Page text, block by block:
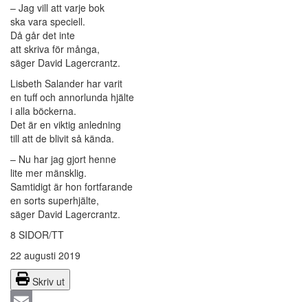
– Jag vill att varje bok
ska vara speciell.
Då går det inte
att skriva för många,
säger David Lagercrantz.
Lisbeth Salander har varit
en tuff och annorlunda hjälte
i alla böckerna.
Det är en viktig anledning
till att de blivit så kända.
– Nu har jag gjort henne
lite mer mänsklig.
Samtidigt är hon fortfarande
en sorts superhjälte,
säger David Lagercrantz.
8 SIDOR/TT
22 augusti 2019
Skriv ut